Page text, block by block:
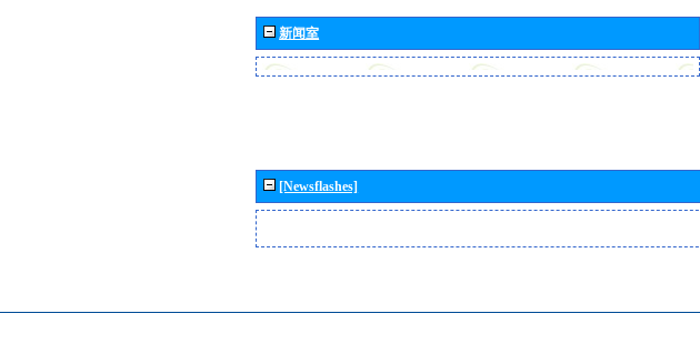
新闻室
[Newsflashes]